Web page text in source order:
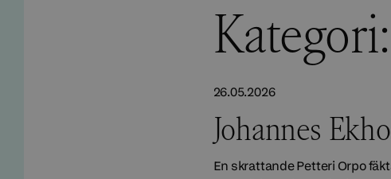
Kategori:
26.05.2026
Johannes
En skrattande Petteri Orpo